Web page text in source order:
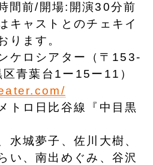
間前/開場:開演30分前
キャストとのチェキイ
ります。
ケロシアター（〒153-
青葉台1ー15ー11）
トロ日比谷線『中目黒
水城夢子、佐川大樹、
い、南出めぐみ、谷沢